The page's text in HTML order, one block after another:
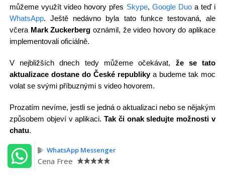
můžeme využít video hovory přes Skype, Google Duoa teď i
WhatsApp. Ještě nedávno byla tato funkce testovaná, ale
včera Mark Zuckerberg oznámil, že video hovory do aplikace
implementovali oficiálně.
V nejbližších dnech tedy můžeme očekávat, že se tato
aktualizace dostane do České republikya budeme tak moc
volat se svými příbuznými s video hovorem.
Prozatím nevíme, jestli se jedná o aktualizaci nebo se nějakým
způsobem objeví v aplikaci.Tak či onak sledujte možnosti v
chatu.
WhatsApp Messenger
Cena Free